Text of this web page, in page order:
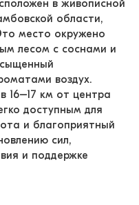
в живописной
области,
место окружено
лесом с соснами и
воздух.
16–17 км от центра
доступным для
и благоприятный
сил,
и поддержке